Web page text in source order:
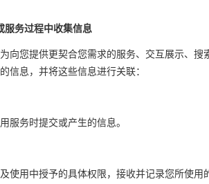
服务过程中收集信息
向您提供更契合您需求的服务、交互展示、
信息，并将这些信息进行关联：
服务时提交或产生的信息。
使用中授予的具体权限，接收并记录您所使